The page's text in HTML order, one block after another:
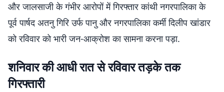
और जालसाजी के गंभीर आरोपों में गिरफ्तार कांथी नगरपालिका के
पूर्व पार्षद अतनु गिरि उर्फ पानु और नगरपालिका कर्मी दिलीप खांडार
को रविवार को भारी जन-आक्रोश का सामना करना पड़ा.
शनिवार की आधी रात से रविवार तड़के तक
गिरफ्तारी